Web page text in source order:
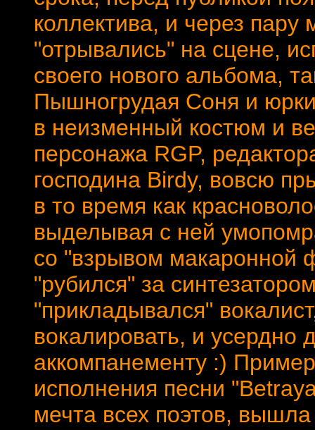
коллектива, и через
"отрывались" на сцене,
своего нового альбома,
Пышногрудая Соня и
в неизменный костюм и
персонажа RGP,
господина Birdy, вовсю
в то время как
выделывая с ней
со "взрывом макаронной
"рубился" за
"прикладывался"
вокалировать, и усердно
аккомпанементу :)
исполнения песни
мечта всех поэтов,